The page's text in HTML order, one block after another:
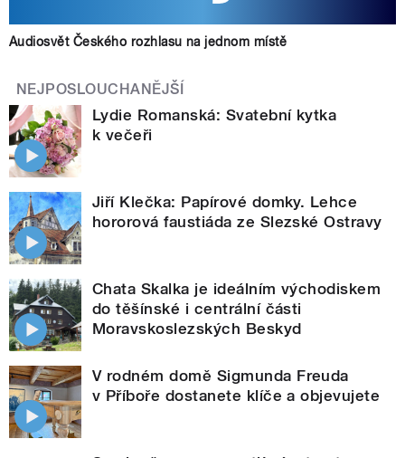
Audiosvět Českého rozhlasu na jednom místě
NEJPOSLOUCHANĚJŠÍ
Lydie Romanská: Svatební kytka
k večeři
Jiří Klečka: Papírové domky. Lehce
hororová faustiáda ze Slezské Ostravy
Chata Skalka je ideálním východiskem
do těšínské i centrální části
Moravskoslezských Beskyd
V rodném domě Sigmunda Freuda
v Příboře dostanete klíče a objevujete